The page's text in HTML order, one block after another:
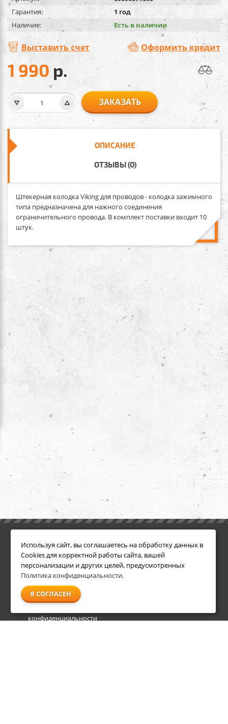
Гарантия:
1 год
Наличие:
Есть в наличии
Выставить счет Оформить кредит
1 990р.
ЗАКАЗАТЬ
ОПИСАНИЕ
ОТЗЫВЫ (0)
Штекерная колодка Viking для проводов- колодка зажимного
типа предназначена для нажного соединения
ограничительного провода. В комплект поставки входит 10
штук.
Условия возврата
О компании
Доставка
Оплата
Гарантия и сервис
конфиденциальности
Акции
Используя сайт, вы соглашаетесь на обработку данных в
Cookies для корректной работы сайта, вашей
персонализации и других целей, предусмотренных
Политика конфиденциальности.
Я СОГЛАСЕН